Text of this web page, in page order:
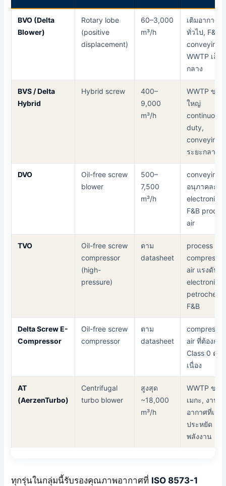
BVO (Delta
Blower)
Rotary lobe
(positive
displacement)
60–3,000
m³/h
เติมอากาศ
ทั่วไป, F&B
conveying,
WWTP เล็ก-
กลาง
BVS / Delta
Hybrid
Hybrid screw
400–
9,000
m³/h
WWTP ขน
ใหญ่
continuous
duty,
conveying
ระยะกลาง
DVO
Oil-free screw
blower
500–
7,500
m³/h
conveying
อนุภาคละเอี
electronics,
F&B
air
TVO
Oil-free screw
compressor
(high-
pressure)
ตาม
datasheet
process /
air แรงดัน
electronics,
F&B
Delta Screw E-
Compressor
Oil-free screw
compressor
ตาม
datasheet
air ที่ต้องการ
Class 0 ต่อ
เนื่อง
AT
(AerzenTurbo)
Centrifugal
turbo blower
สูงสุด
~18,000
m³/h
WWTP ขน
เมกะ, งานเ
อากาศที่เน้น
ประหยัด
พลังงาน
ทุกรุ่นในกลุ่มนี้รับรองคุณภาพอากาศที่ ISO 8573-1